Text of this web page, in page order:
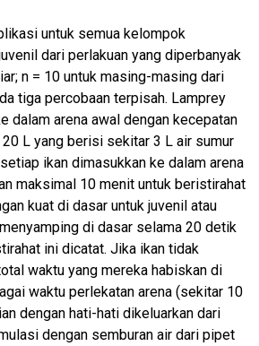
untuk semua kelompok
dari perlakuan yang diperbanyak
n = 10 untuk masing-masing dari
tiga percobaan terpisah. Lamprey
dalam arena awal dengan kecepatan
L yang berisi sekitar 3 L air sumur
ikan dimasukkan ke dalam arena
maksimal 10 menit untuk beristirahat
kuat di dasar untuk juvenil atau
di dasar selama 20 detik
ini dicatat. Jika ikan tidak
waktu yang mereka habiskan di
waktu perlekatan arena (sekitar 10
dengan hati-hati dikeluarkan dari
dengan semburan air dari pipet